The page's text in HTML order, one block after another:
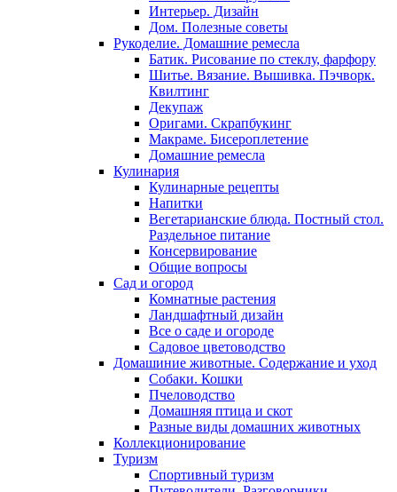
Интерьер. Дизайн
Дом. Полезные советы
Рукоделие. Домашние ремесла
Батик. Рисование по стеклу, фарфору
Шитье. Вязание. Вышивка. Пэчворк.
Квилтинг
Декупаж
Оригами. Скрапбукинг
Макраме. Бисероплетение
Домашние ремесла
Кулинария
Кулинарные рецепты
Напитки
Вегетарианские блюда. Постный стол.
Раздельное питание
Консервирование
Общие вопросы
Сад и огород
Комнатные растения
Ландшафтный дизайн
Все о саде и огороде
Садовое цветоводство
Домашиние животные. Содержание и уход
Собаки. Кошки
Пчеловодство
Домашняя птица и скот
Разные виды домашних животных
Коллекционирование
Туризм
Спортивный туризм